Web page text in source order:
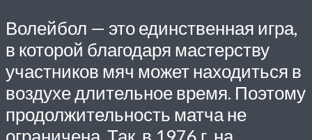
Волейбол — это единственная игра,
в которой благодаря мастерству
участников мяч может находиться в
воздухе длительное время. Поэтому
продолжительность матча не